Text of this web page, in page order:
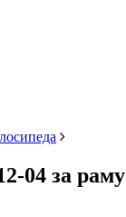
04 за раму